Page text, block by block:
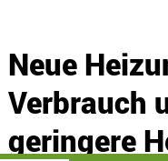
Neue
Verbrauch
geringere